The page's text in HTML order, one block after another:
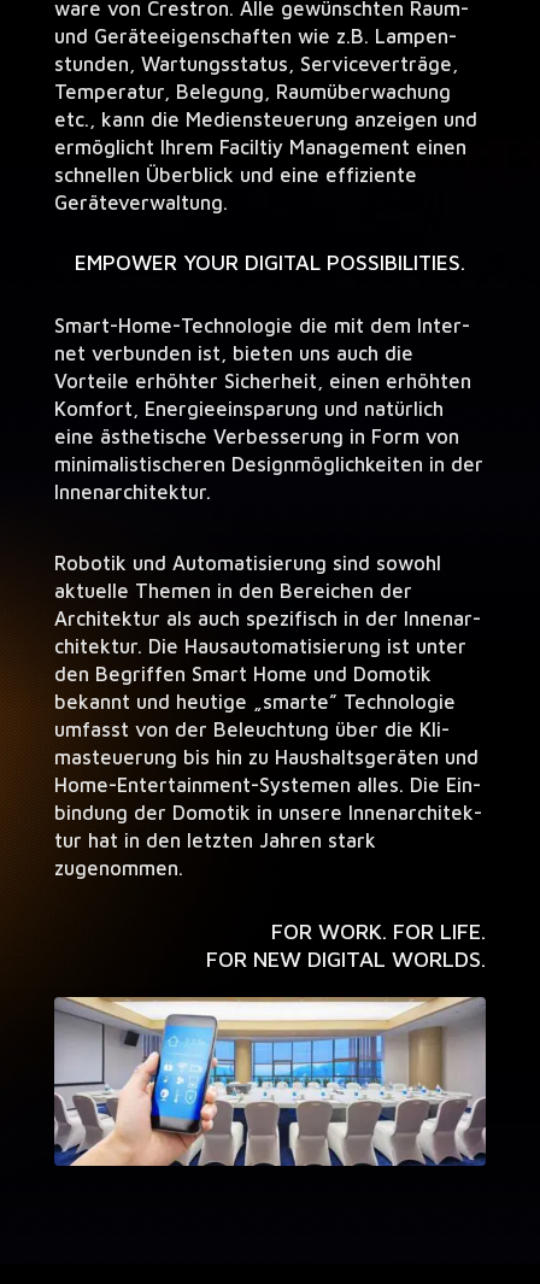
ware von Cre­stron. Alle gewün­scht­en Raum-
und Gerä­teeigen­schaften wie z.B. Lam­p­en­
stun­den, Wartungssta­tus, Ser­vicev­erträge,
Tem­per­atur, Bele­gung, Raumüberwachung
etc., kann die Medi­en­s­teuerung anzeigen und
ermöglicht Ihrem Faciltiy Man­age­ment einen
schnellen Überblick und eine effiziente
Geräteverwaltung.
EMPOWER YOUR DIGITAL POSSIBILITIES.
Smart-Home-Tech­nolo­gie die mit dem Inter­
net ver­bun­den ist, bieten uns auch die
Vorteile erhöhter Sicher­heit, einen erhöht­en
Kom­fort, Energieeinsparung und natür­lich
eine ästhetis­che Verbesserung in Form von
min­i­mal­is­tis­cheren Design­möglichkeit­en in der
Innenarchitektur.
Robotik und Automa­tisierung sind sowohl
aktuelle The­men in den Bere­ichen der
Architek­tur als auch spez­i­fisch in der Innenar­
chitek­tur. Die Hausautoma­tisierung ist unter
den Begrif­f­en Smart Home und Domotik
bekan­nt und heutige „smarte” Tech­nolo­gie
umfasst von der Beleuch­tung über die Kli­
mas­teuerung bis hin zu Haushalts­geräten und
Home-Enter­tain­ment-Sys­te­men alles. Die Ein­
bindung der Domotik in unsere Innenar­chitek­
tur hat in den let­zten Jahren stark
zugenommen.
FOR WORK. FOR LIFE.
FOR NEW DIGITAL WORLDS.